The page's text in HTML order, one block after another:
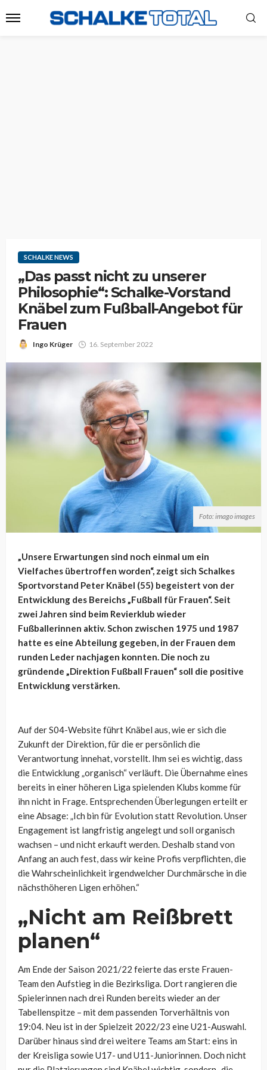
SCHALKE NEWS
„Das passt nicht zu unserer
Philosophie“: Schalke-Vorstand
Knäbel zum Fußball-Angebot für
Frauen
Ingo Krüger 16. September 2022
Foto: imago images
„Unsere Erwartungen sind noch einmal um ein
Vielfaches übertroffen worden“, zeigt sich Schalkes
Sportvorstand Peter Knäbel (55) begeistert von der
Entwicklung des Bereichs „Fußball für Frauen“. Seit
zwei Jahren sind beim Revierklub wieder
Fußballerinnen aktiv. Schon zwischen 1975 und 1987
hatte es eine Abteilung gegeben, in der Frauen dem
runden Leder nachjagen konnten. Die noch zu
gründende „Direktion Fußball Frauen“ soll die positive
Entwicklung verstärken.
Auf der S04-Website führt Knäbel aus, wie er sich die
Zukunft der Direktion, für die er persönlich die
Verantwortung innehat, vorstellt. Ihm sei es wichtig, dass
die Entwicklung „organisch“ verläuft. Die Übernahme eines
bereits in einer höheren Liga spielenden Klubs komme für
ihn nicht in Frage. Entsprechenden Überlegungen erteilt er
eine Absage: „Ich bin für Evolution statt Revolution. Unser
Engagement ist langfristig angelegt und soll organisch
wachsen – und nicht erkauft werden. Deshalb stand von
Anfang an auch fest, dass wir keine Profis verpflichten, die
die Wahrscheinlichkeit irgendwelcher Durchmärsche in die
nächsthöheren Ligen erhöhen.“
„Nicht am Reißbrett
planen“
Am Ende der Saison 2021/22 feierte das erste Frauen-
Team den Aufstieg in die Bezirksliga. Dort rangieren die
Spielerinnen nach drei Runden bereits wieder an der
Tabellenspitze – mit dem passenden Torverhältnis von
19:04. Neu ist in der Spielzeit 2022/23 eine U21-Auswahl.
Darüber hinaus sind drei weitere Teams am Start: eins in
der Kreisliga sowie U17- und U11-Juniorinnen. Doch nicht